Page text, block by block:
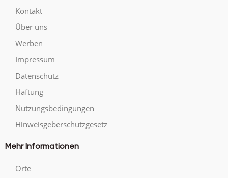
Kontakt
Über uns
Werben
Impressum
Datenschutz
Haftung
Nutzungsbedingungen
Hinweisgeberschutzgesetz
Mehr Informationen
Orte